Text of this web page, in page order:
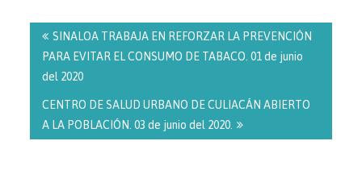
de
entradas
SINALOA TRABAJA EN REFORZAR LA PREVENCIÓN
PARA EVITAR EL CONSUMO DE TABACO. 01 de junio
del 2020
CENTRO DE SALUD URBANO DE CULIACÁN ABIERTO
A LA POBLACIÓN. 03 de junio del 2020.